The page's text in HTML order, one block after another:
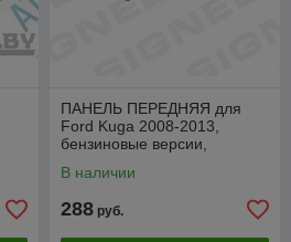
ПАНЕЛЬ ПЕРЕДНЯЯ для
Ford Kuga 2008-2013,
бензиновые версии,
В наличии
288 руб.